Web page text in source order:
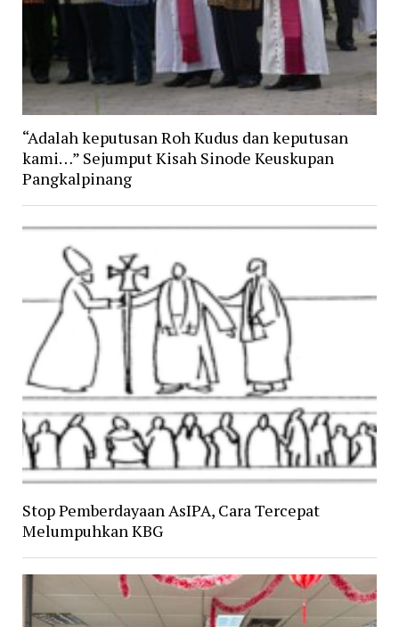
“Adalah keputusan Roh Kudus dan keputusan
kami…” Sejumput Kisah Sinode Keuskupan
Pangkalpinang
Stop Pemberdayaan AsIPA, Cara Tercepat
Melumpuhkan KBG